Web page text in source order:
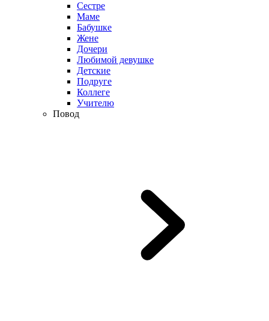
Сестре
Маме
Бабушке
Жене
Дочери
Любимой девушке
Детские
Подруге
Коллеге
Учителю
Повод